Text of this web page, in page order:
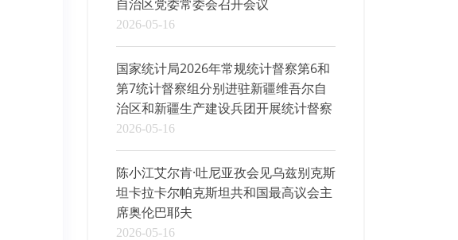
自治区党委常委会召开会议
2026-05-16
国家统计局2026年常规统计督察第6和
第7统计督察组分别进驻新疆维吾尔自
治区和新疆生产建设兵团开展统计督察
2026-05-16
陈小江艾尔肯·吐尼亚孜会见乌兹别克斯
坦卡拉卡尔帕克斯坦共和国最高议会主
席奥伦巴耶夫
2026-05-16